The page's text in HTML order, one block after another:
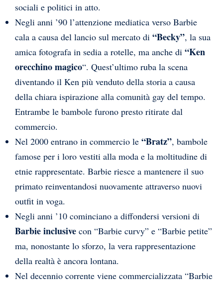
sociali e politici in atto.
Negli anni ’90 l’attenzione mediatica verso Barbie
cala a causa del lancio sul mercato di “Becky”, la sua
amica fotografa in sedia a rotelle, ma anche di “Ken
orecchino magico“. Quest’ultimo ruba la scena
diventando il Ken più venduto della storia a causa
della chiara ispirazione alla comunità gay del tempo.
Entrambe le bambole furono presto ritirate dal
commercio.
Nel 2000 entrano in commercio le “Bratz”, bambole
famose per i loro vestiti alla moda e la moltitudine di
etnie rappresentate. Barbie riesce a mantenere il suo
primato reinventandosi nuovamente attraverso nuovi
outfit in voga.
Negli anni ’10 cominciano a diffondersi versioni di
Barbie inclusive con “Barbie curvy” e “Barbie petite”
ma, nonostante lo sforzo, la vera rappresentazione
della realtà è ancora lontana.
Nel decennio corrente viene commercializzata “Barbie